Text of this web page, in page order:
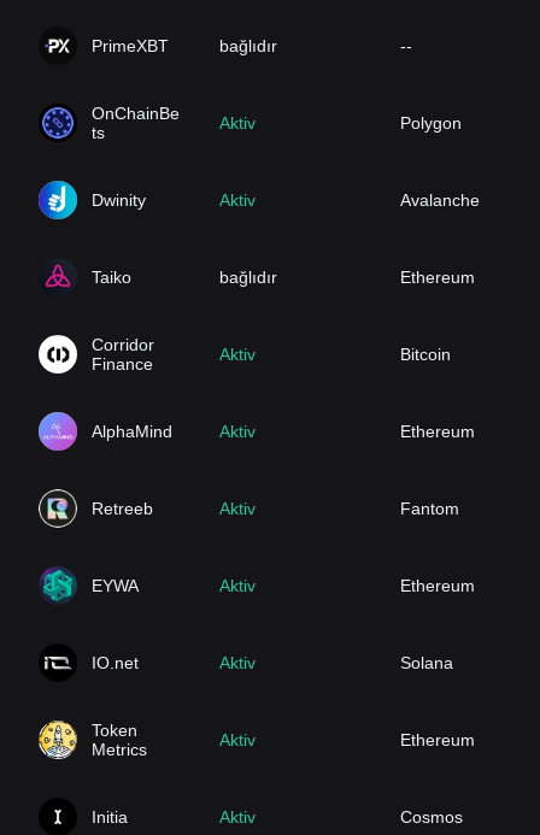
PrimeXBT bağlıdır --
OnChainBe
ts
Aktiv Polygon
Dwinity Aktiv Avalanche
Taiko bağlıdır Ethereum
Corridor
Finance
Aktiv Bitcoin
AlphaMind Aktiv Ethereum
Retreeb Aktiv Fantom
EYWA Aktiv Ethereum
IO.net Aktiv Solana
Token
Metrics
Aktiv Ethereum
Initia Aktiv Cosmos